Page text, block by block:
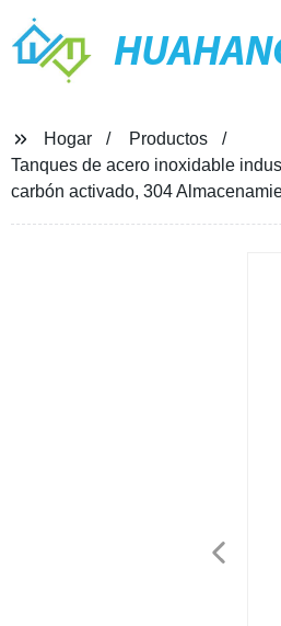
Hogar
Productos
Tanques de acero inoxidable
carbón activado, 304